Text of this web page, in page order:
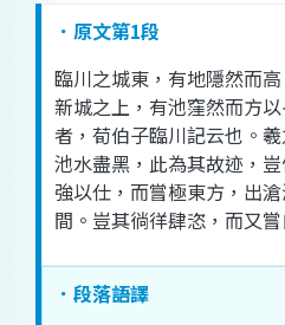
．原文第1段
臨川之城東 ， 有地隱然而高
新城之上 ， 有池窪然而方以
者 ， 荀伯子臨川記云也 。 羲
池水盡黑 ， 此為其故迹， 豈
強以仕 ， 而嘗極東方 ， 出
間 。 豈其徜徉肆恣 ， 而又嘗
．段落語譯